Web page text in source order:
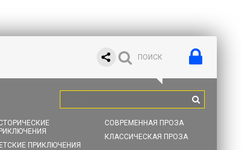
ПРИКЛЮЧЕНИЯ
СОВРЕМЕННАЯ ПРОЗА
КЛАССИЧЕСКАЯ ПРОЗА